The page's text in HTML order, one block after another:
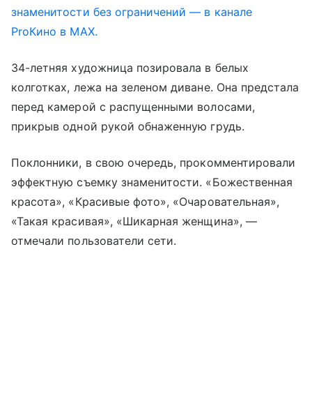
знаменитости без ограничений — в канале
ProКино в MAX.
34-летняя художница позировала в белых
колготках, лежа на зеленом диване. Она предстала
перед камерой с распущенными волосами,
прикрыв одной рукой обнаженную грудь.
Поклонники, в свою очередь, прокомментировали
эффектную съемку знаменитости. «Божественная
красота», «Красивые фото», «Очаровательная»,
«Такая красивая», «Шикарная женщина», —
отмечали пользователи сети.